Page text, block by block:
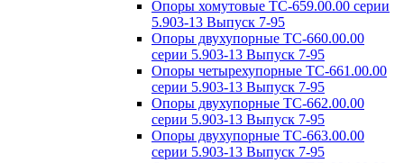
Опоры хомутовые ТС-659.00.00 серии
5.903-13 Выпуск 7-95
Опоры двухупорные ТС-660.00.00
серии 5.903-13 Выпуск 7-95
Опоры четырехупорные ТС-661.00.00
серии 5.903-13 Выпуск 7-95
Опоры двухупорные ТС-662.00.00
серии 5.903-13 Выпуск 7-95
Опоры двухупорные ТС-663.00.00
серии 5.903-13 Выпуск 7-95